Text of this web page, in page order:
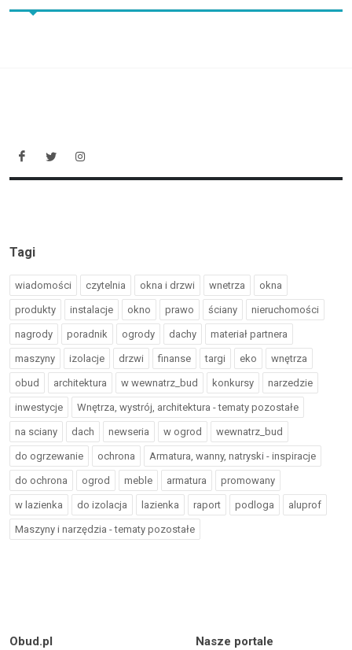
Tagi
wiadomości czytelnia okna i drzwi wnetrza okna
produkty instalacje okno prawo ściany nieruchomości
nagrody poradnik ogrody dachy materiał partnera
maszyny izolacje drzwi finanse targi eko wnętrza
obud architektura w wewnatrz_bud konkursy narzedzie
inwestycje Wnętrza, wystrój, architektura - tematy pozostałe
na sciany dach newseria w ogrod wewnatrz_bud
do ogrzewanie ochrona Armatura, wanny, natryski - inspiracje
do ochrona ogrod meble armatura promowany
w lazienka do izolacja lazienka raport podloga aluprof
Maszyny i narzędzia - tematy pozostałe
Obud.pl Nasze portale